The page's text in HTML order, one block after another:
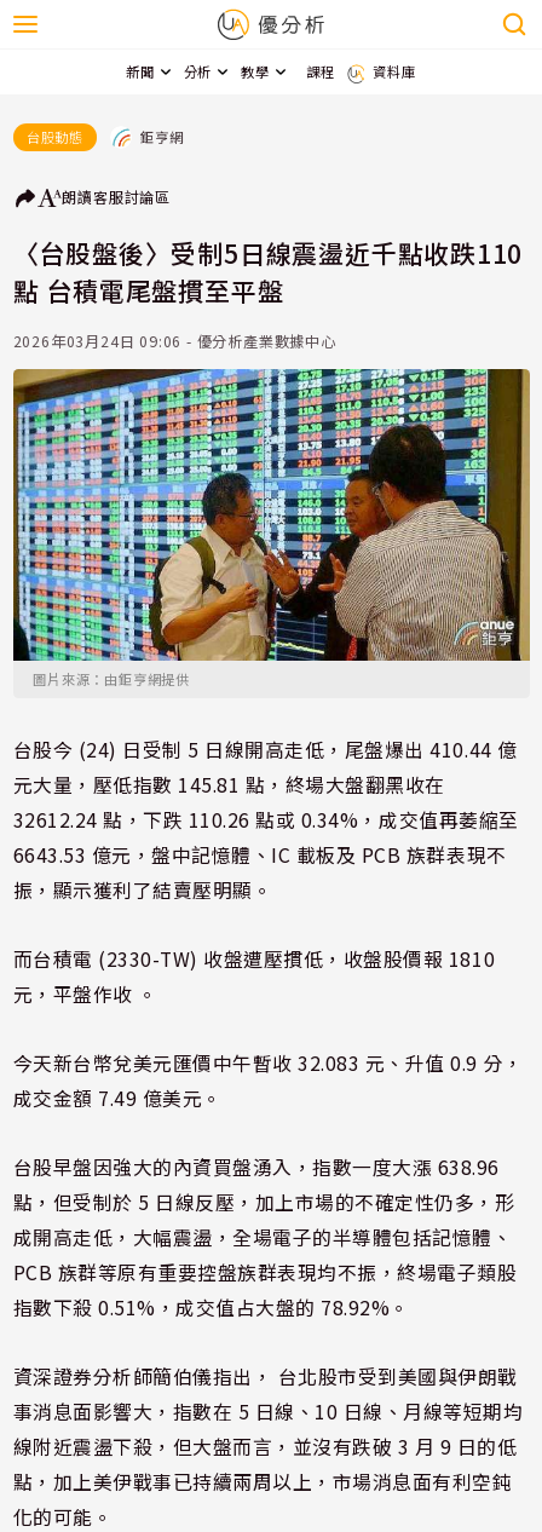
新聞 分析 教學 課程 資料庫
台股動態 鉅亨網
朗讀客服討論區
〈台股盤後〉受制5日線震盪近千點收跌110
點 台積電尾盤摜至平盤
2026年03月24日 09:06 - 優分析產業數據中心
圖片來源：由鉅亨網提供
台股今 (24) 日受制 5 日線開高走低，尾盤爆出 410.44 億
元大量，壓低指數 145.81 點，終場大盤翻黑收在
32612.24 點，下跌 110.26 點或 0.34%，成交值再萎縮至
6643.53 億元，盤中記憶體、IC 載板及 PCB 族群表現不
振，顯示獲利了結賣壓明顯。
而台積電 (2330-TW) 收盤遭壓摜低，收盤股價報 1810
元，平盤作收 。
今天新台幣兌美元匯價中午暫收 32.083 元、升值 0.9 分，
成交金額 7.49 億美元。
台股早盤因強大的內資買盤湧入，指數一度大漲 638.96
點，但受制於 5 日線反壓，加上市場的不確定性仍多，形
成開高走低，大幅震盪，全場電子的半導體包括記憶體、
PCB 族群等原有重要控盤族群表現均不振，終場電子類股
指數下殺 0.51%，成交值占大盤的 78.92%。
資深證券分析師簡伯儀指出， 台北股市受到美國與伊朗戰
事消息面影響大，指數在 5 日線、10 日線、月線等短期均
線附近震盪下殺，但大盤而言，並沒有跌破 3 月 9 日的低
點，加上美伊戰事已持續兩周以上，市場消息面有利空鈍
化的可能。